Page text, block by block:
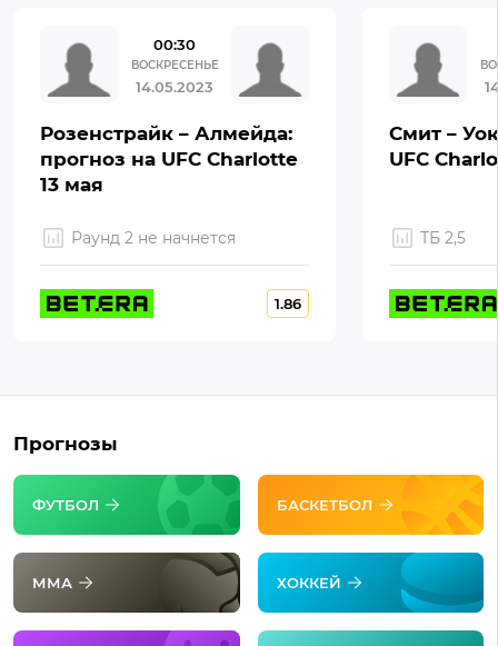
00:30
ВОСКРЕСЕНЬЕ
14.05.2023
Розенстрайк – Алмейда:
прогноз на UFC Charlotte
13 мая
Раунд 2 не начнется
1.86
Смит –
UFC
ТБ 2,5
Прогнозы
ФУТБОЛ БАСКЕТБОЛ
ММА ХОККЕЙ